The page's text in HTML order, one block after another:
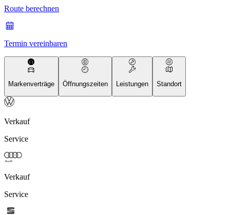
Route berechnen
Termin vereinbaren
Markenverträge Öffnungszeiten Leistungen Standort
Verkauf
Service
Verkauf
Service